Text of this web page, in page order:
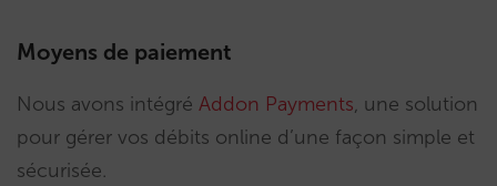
Moyens de paiement
Nous avons intégré Addon Payments, une solution
pour gérer vos débits online d’une façon simple et
sécurisée.